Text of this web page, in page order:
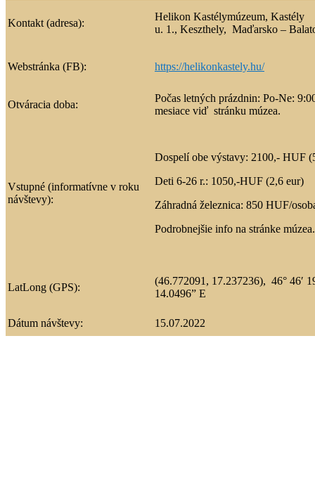
Kontakt (adresa):
Helikon Kastélymúzeum, Kastély
u. 1., Keszthely, Maďarsko –
Webstránka (FB): https://helikonkastely.hu/
Otváracia doba:
Počas letných prázdnin: Po-Ne:
mesiace viď stránku múzea.
Vstupné (informatívne v roku
návštevy):
Dospelí obe výstavy: 2100,- HUF
Deti 6-26 r.: 1050,-HUF (2,6 eur)
Záhradná železnica: 850 HUF/
Podrobnejšie info na stránke múzea.
LatLong (GPS):
(46.772091, 17.237236), 46° 46′
14.0496” E
Dátum návštevy: 15.07.2022